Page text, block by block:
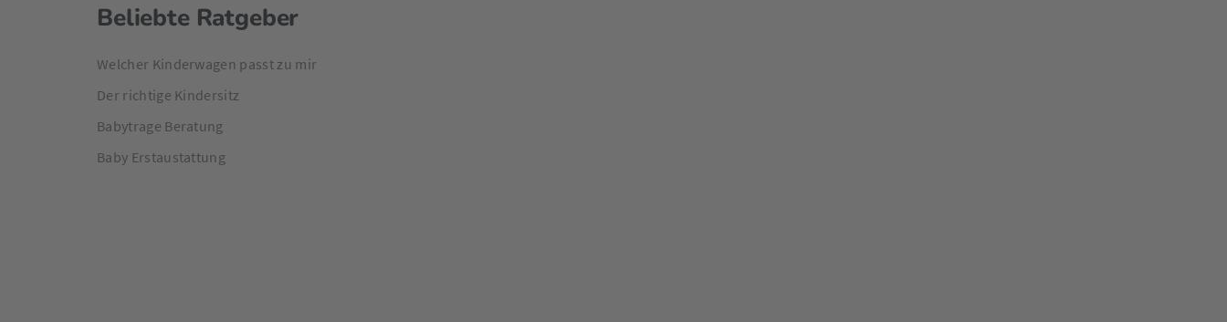
Beliebte Ratgeber
Welcher Kinderwagen passt zu mir
Der richtige Kindersitz
Babytrage Beratung
Baby Erstaustattung